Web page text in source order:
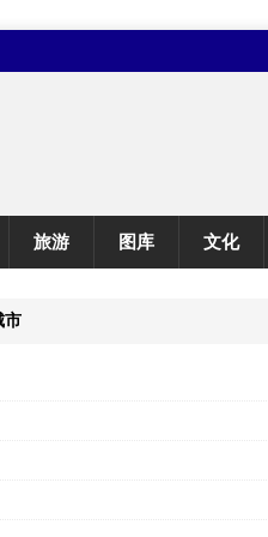
旅游 图库 文化
市